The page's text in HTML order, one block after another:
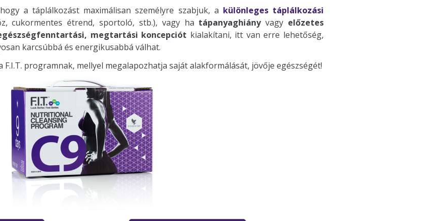
a táplálkozást maximálisan személyre szabjuk, a különleges táplálkozási
cukormentes étrend, sportoló, stb.), vagy ha tápanyaghiányvagy előzetes
megtartási koncepciót kialakítani, itt van erre lehetőség,
karcsúbbá és energikusabbá válhat.
F.I.T. programnak, mellyel megalapozhatja saját alakformálását, jövője egészségét!